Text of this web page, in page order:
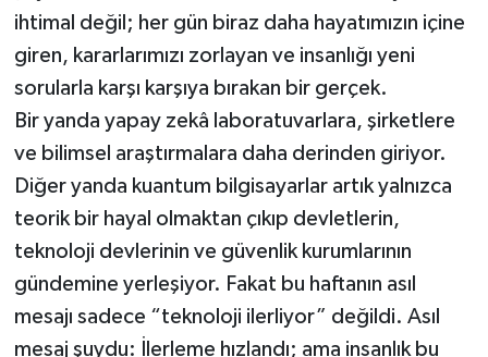
ihtimal değil; her gün biraz daha hayatımızın içine
giren, kararlarımızı zorlayan ve insanlığı yeni
sorularla karşı karşıya bırakan bir gerçek.
Bir yanda yapay zekâ laboratuvarlara, şirketlere
ve bilimsel araştırmalara daha derinden giriyor.
Diğer yanda kuantum bilgisayarlar artık yalnızca
teorik bir hayal olmaktan çıkıp devletlerin,
teknoloji devlerinin ve güvenlik kurumlarının
gündemine yerleşiyor. Fakat bu haftanın asıl
mesajı sadece “teknoloji ilerliyor” değildi. Asıl
mesaj şuydu: İlerleme hızlandı; ama insanlık bu